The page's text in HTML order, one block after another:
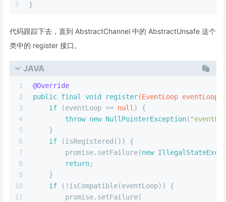
7
}
代码跟踪下去，直到 AbstractChannel 中的 AbstractUnsafe 这个
类中的 register 接口。
JAVA
1
2
3
4
5
6
7
8
9
10
11
@Override
public final void register(EventLoop eventLoop,
if (eventLoop == null ) {
throw new NullPointerException(
    }
if (isRegistered()) {
        promise.setFailure(
new
return;
    }
if (!isCompatible(eventLoop)) {
        promise.setFailure(